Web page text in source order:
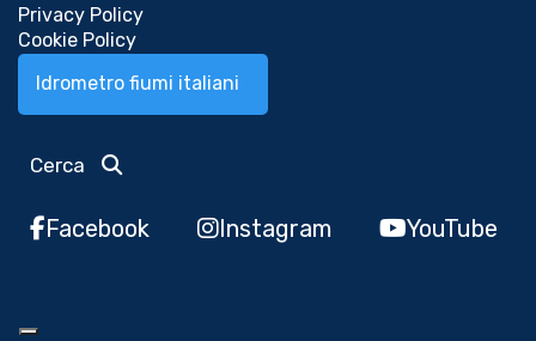
Privacy Policy
Cookie Policy
Idrometro fiumi italiani
Cerca
Facebook Instagram YouTube